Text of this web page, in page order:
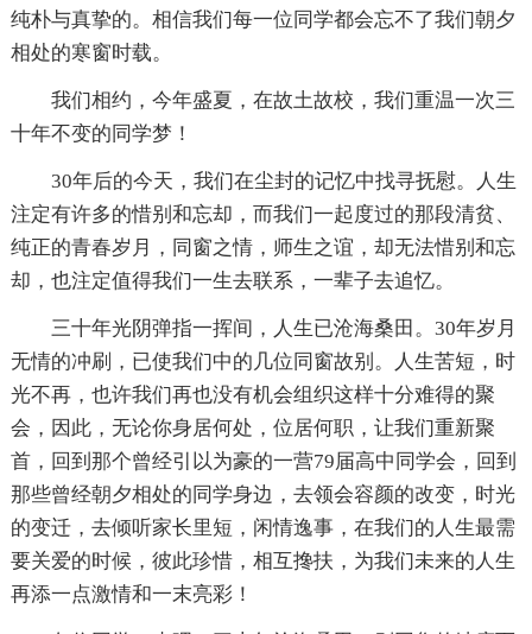
纯朴与真挚的。相信我们每一位同学都会忘不了我们朝夕
相处的寒窗时载。
我们相约，今年盛夏，在故土故校，我们重温一次三
十年不变的同学梦！
30年后的今天，我们在尘封的记忆中找寻抚慰。人生
注定有许多的惜别和忘却，而我们一起度过的那段清贫、
纯正的青春岁月，同窗之情，师生之谊，却无法惜别和忘
却，也注定值得我们一生去联系，一辈子去追忆。
三十年光阴弹指一挥间，人生已沧海桑田。30年岁月
无情的冲刷，已使我们中的几位同窗故别。人生苦短，时
光不再，也许我们再也没有机会组织这样十分难得的聚
会，因此，无论你身居何处，位居何职，让我们重新聚
首，回到那个曾经引以为豪的一营79届高中同学会，回到
那些曾经朝夕相处的同学身边，去领会容颜的改变，时光
的变迁，去倾听家长里短，闲情逸事，在我们的人生最需
要关爱的时候，彼此珍惜，相互搀扶，为我们未来的人生
再添一点激情和一末亮彩！